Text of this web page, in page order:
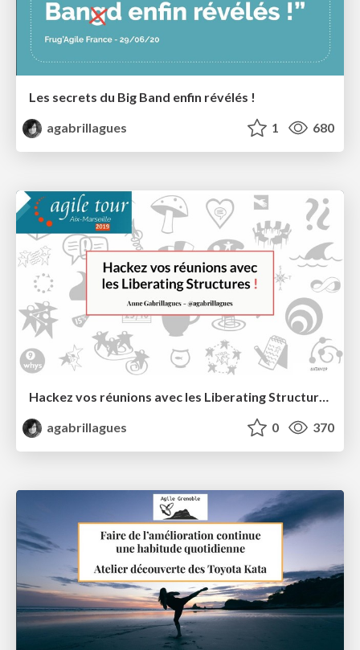
Les secrets du Big Band enfin révélés !
agabrillagues
1 680
Hackez vos réunions avec les Liberating Structures !
agabrillagues
0 370